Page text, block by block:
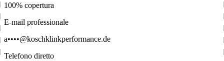
100% copertura
E-mail professionale
a••••@koschklinkperformance.de
Telefono diretto